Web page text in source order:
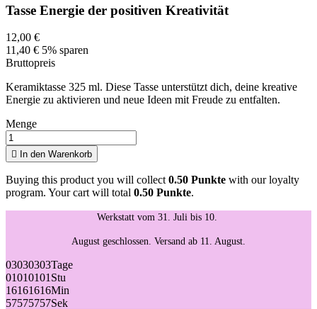
Tasse Energie der positiven Kreativität
12,00 €
11,40 € 5% sparen
Bruttopreis
Keramiktasse 325 ml. Diese Tasse unterstützt dich, deine kreative
Energie zu aktivieren und neue Ideen mit Freude zu entfalten.
Menge
 In den Warenkorb
Buying this product you will collect0.50 Punkte with our loyalty
program. Your cart will total 0.50 Punkte.
Werkstatt vom 31. Juli bis 10.
August geschlossen. Versand ab 11. August.
03030303Tage
01010101Stu
16161616Min
57575757Sek